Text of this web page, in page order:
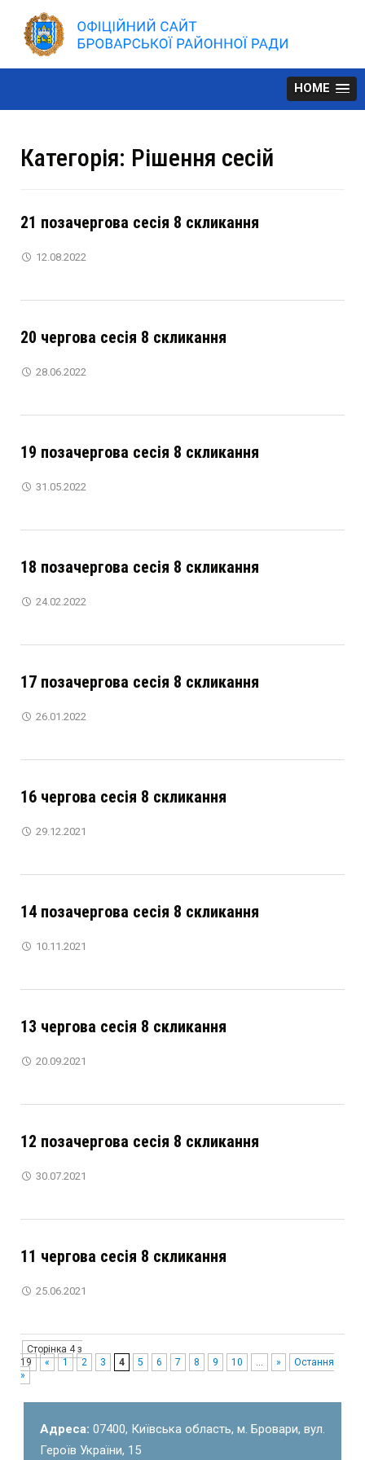
to
content
HOME
Категорія: Рішення сесій
21 позачергова сесія 8 скликання
12.08.2022
20 чергова сесія 8 скликання
28.06.2022
19 позачергова сесія 8 скликання
31.05.2022
18 позачергова сесія 8 скликання
24.02.2022
17 позачергова сесія 8 скликання
26.01.2022
16 чергова сесія 8 скликання
29.12.2021
14 позачергова сесія 8 скликання
10.11.2021
13 чергова сесія 8 скликання
20.09.2021
12 позачергова сесія 8 скликання
30.07.2021
11 чергова сесія 8 скликання
25.06.2021
Сторінка 4 з
19
« 1 2 3 4 5 6 7 8 9 10 ... »
Остання
»
Адреса: 07400, Київська область, м. Бровари, вул.
Героїв України, 15